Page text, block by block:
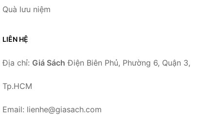
Quà lưu niệm
LIÊN HỆ
Địa chỉ: Giá Sách Điện Biên Phủ, Phường 6, Quận 3,
Tp.HCM
Email: lienhe@giasach.com